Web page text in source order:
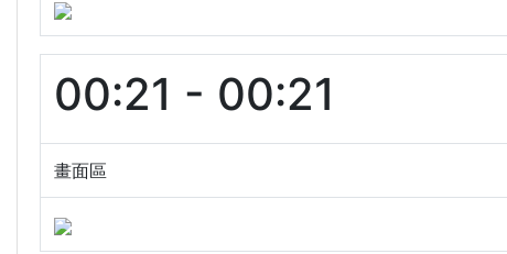
00:21 - 00:21
畫面區